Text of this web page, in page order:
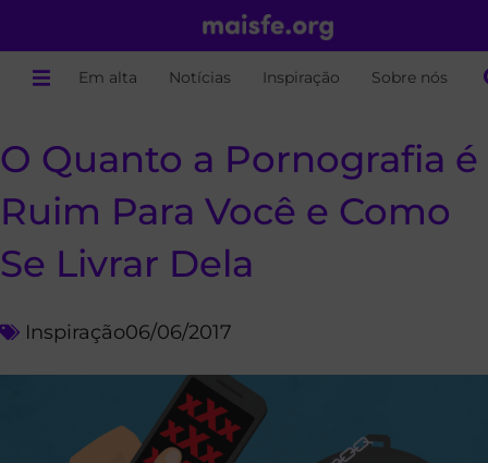
Em alta Notícias Inspiração Sobre nós
O Quanto a Pornografia é
Ruim Para Você e Como
Se Livrar Dela
Inspiração06/06/2017